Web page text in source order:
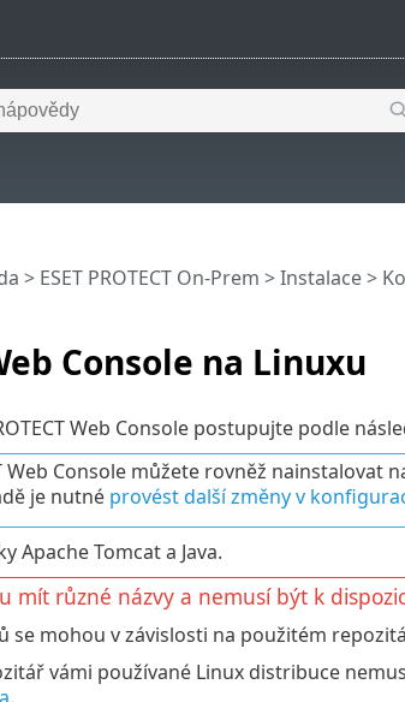
Console na Linuxu
> ESET PROTECT On-Prem >Instalace>
Web Console postupujte podle
Web Console můžete rovněž nainstalovat
je nutné provést další změny v
Apache Tomcat a Java.
mít různé názvy a nemusí být k
se mohou v závislosti na použitém
vámi používané Linux distribuce